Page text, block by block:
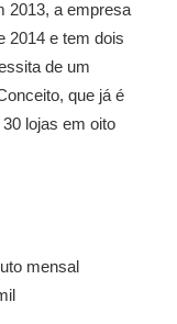
2013, a empresa
2014 e tem dois
de um
que já é
lojas em oito
mensal